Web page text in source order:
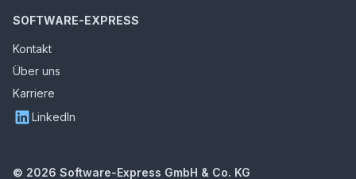
SOFTWARE-EXPRESS
Kontakt
Über uns
Karriere
LinkedIn
© 2026 Software-Express GmbH & Co. KG